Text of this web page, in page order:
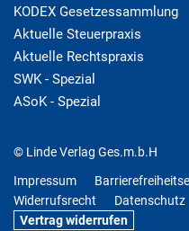
KODEX Gesetzessammlung
Aktuelle Steuerpraxis
Aktuelle Rechtspraxis
SWK - Spezial
ASoK - Spezial
© Linde Verlag Ges.m.b.H
Impressum
Widerrufsrecht
Datenschutz
Vertrag widerrufen